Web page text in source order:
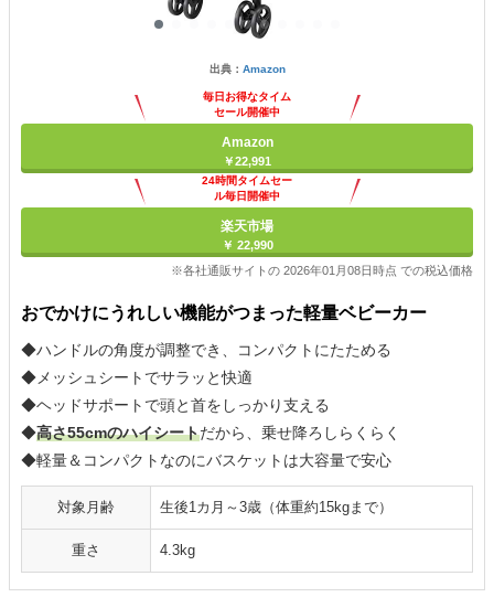
出典： Amazon
毎日お得なタイム
セール開催中
Amazon
￥22,991
24時間タイムセー
ル毎日開催中
楽天市場
￥ 22,990
※各社通販サイトの 2026年01月08日時点 での税込価格
おでかけにうれしい機能がつまった軽量ベビーカー
◆ハンドルの角度が調整でき、コンパクトにたためる
◆メッシュシートでサラッと快適
◆ヘッドサポートで頭と首をしっかり支える
◆高さ55cmのハイシートだから、乗せ降ろしらくらく
◆軽量＆コンパクトなのにバスケットは大容量で安心
対象月齢 生後1カ月～3歳（体重約15kgまで）
重さ 4.3kg